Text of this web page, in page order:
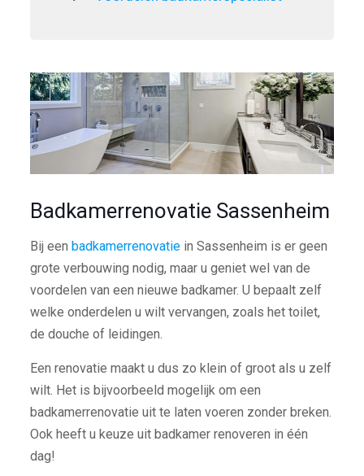
Badkamerrenovatie Sassenheim
Bij een badkamerrenovatiein Sassenheim is er geen
grote verbouwing nodig, maar u geniet wel van de
voordelen van een nieuwe badkamer. U bepaalt zelf
welke onderdelen u wilt vervangen, zoals het toilet,
de douche of leidingen.
Een renovatie maakt u dus zo klein of groot als u zelf
wilt. Het is bijvoorbeeld mogelijk om een
badkamerrenovatie uit te laten voeren zonder breken.
Ook heeft u keuze uit badkamer renoveren in één
dag!